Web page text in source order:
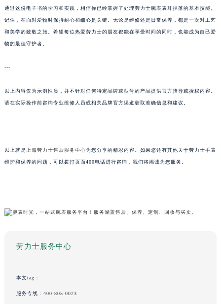
通过这份电子书的学习和实践，相信你已经掌握了处理劳力士腕表表耳掉落的基本技能。
记住，在面对爱物时保持耐心和细心是关键。无论是维修还是日常保养，都是一次对工艺
和美学的致敬之旅。希望每位热爱劳力士的朋友都能在享受时间的同时，也能成为自己爱
物的最佳守护者。
---
以上内容仅为示例性质，并不针对任何特定品牌或型号的产品提供官方指导或授权内容。
请在实际操作前咨询专业维修人员或相关品牌官方渠道获取准确信息和建议。
以上就是 上海劳力士售后服务中心为您分享的精彩内容。如果您还有其他关于劳力士手表
维护和保养的问题，可以拨打页面400电话进行咨询，我们将竭诚为您服务。
劳力士服务中心
本文tag：
服务专线： 400-805-0023